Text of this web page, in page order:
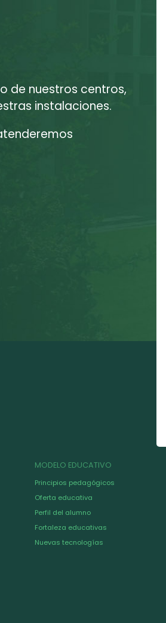
de nuestros centros,
instalaciones.
MODELO EDUCATIVO
Principios pedagógicos
Oferta educativa
Perfil del alumno
Fortaleza educativas
Nuevas tecnologías